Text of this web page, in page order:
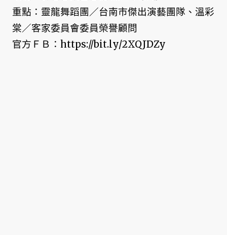
重點：靈龍舞蹈團／台南市傑出演藝團隊、溫彩
棠／客家委員會委員榮譽顧問
官方ＦＢ：https://bit.ly/2XQJDZy